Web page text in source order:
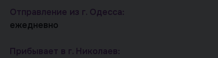
Отправление из г. Одесса:
ежедневно
Прибывает в г. Николаев: